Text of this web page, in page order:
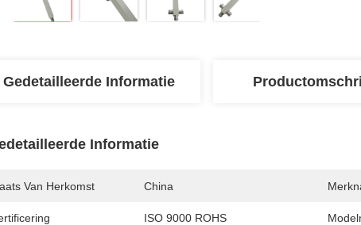
Gedetailleerde Informatie
Informatie
Van Herkomst China
ISO 9000 ROHS